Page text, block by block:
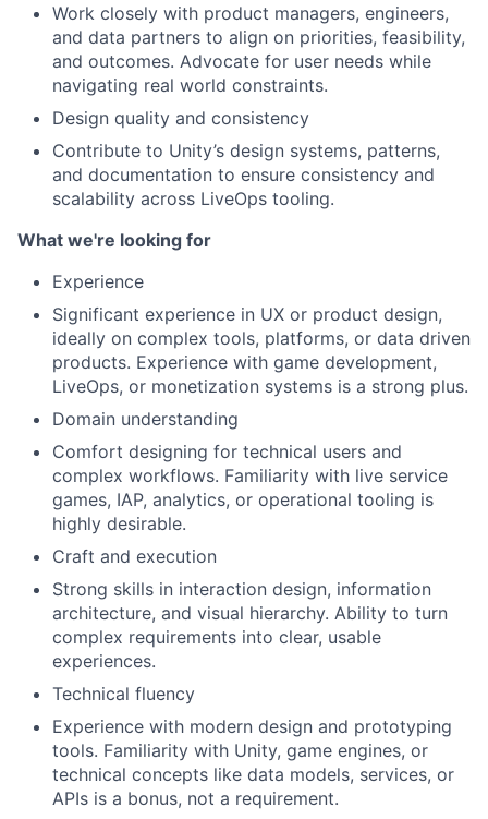
Work closely with product managers, engineers,
and data partners to align on priorities, feasibility,
and outcomes. Advocate for user needs while
navigating real world constraints.
Design quality and consistency
Contribute to Unity’s design systems, patterns,
and documentation to ensure consistency and
scalability across LiveOps tooling.
What we're looking for
Experience
Significant experience in UX or product design,
ideally on complex tools, platforms, or data driven
products. Experience with game development,
LiveOps, or monetization systems is a strong plus.
Domain understanding
Comfort designing for technical users and
complex workflows. Familiarity with live service
games, IAP, analytics, or operational tooling is
highly desirable.
Craft and execution
Strong skills in interaction design, information
architecture, and visual hierarchy. Ability to turn
complex requirements into clear, usable
experiences.
Technical fluency
Experience with modern design and prototyping
tools. Familiarity with Unity, game engines, or
technical concepts like data models, services, or
APIs is a bonus, not a requirement.